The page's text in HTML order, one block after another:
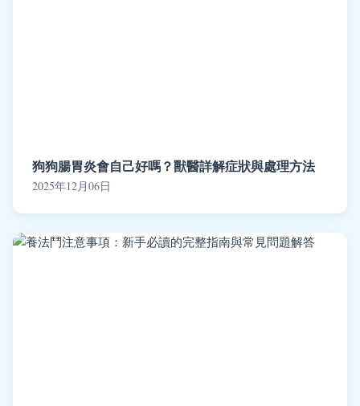
狗狗腸胃炎會自己好嗎？獸醫詳解症狀與處理方法
2025年12月06日